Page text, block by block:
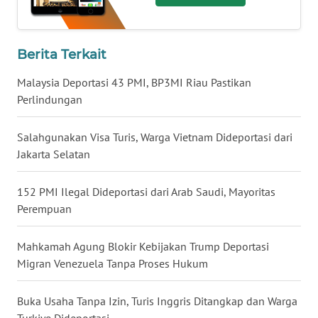
Berita Terkait
Malaysia Deportasi 43 PMI, BP3MI Riau Pastikan
Perlindungan
Salahgunakan Visa Turis, Warga Vietnam Dideportasi dari
Jakarta Selatan
152 PMI Ilegal Dideportasi dari Arab Saudi, Mayoritas
Perempuan
Mahkamah Agung Blokir Kebijakan Trump Deportasi
Migran Venezuela Tanpa Proses Hukum
Buka Usaha Tanpa Izin, Turis Inggris Ditangkap dan Warga
WN
SUMBAR
SUMSEL
BENGKULU
WN
LAMPUNG
WN
JATENG